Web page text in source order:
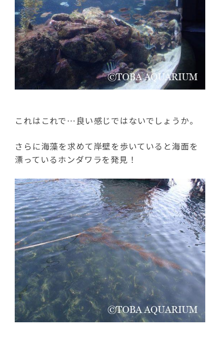
これはこれで…良い感じではないでしょうか。
さらに海藻を求めて岸壁を歩いていると海面を
漂っているホンダワラを発見！